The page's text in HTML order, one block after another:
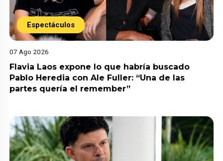
Espectáculos
07 Ago 2026
Flavia Laos expone lo que habría buscado
Pablo Heredia con Ale Fuller: “Una de las
partes quería el remember”